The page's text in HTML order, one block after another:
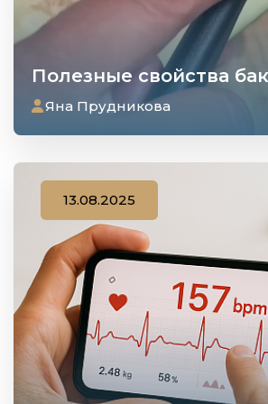
Полезные свойства
Яна Прудникова
13.08.2025